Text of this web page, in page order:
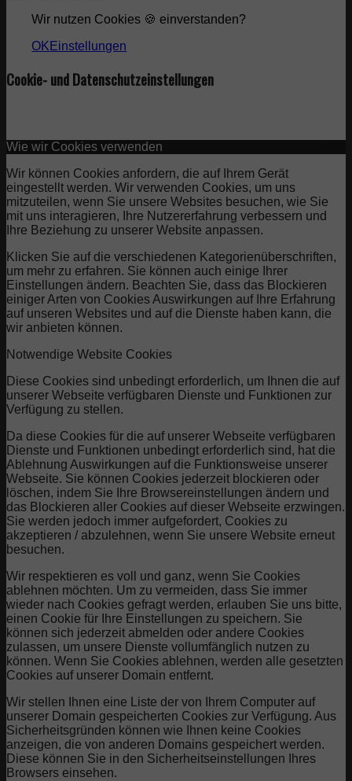
Wir nutzen Cookies 🍪 einverstanden?
OK Einstellungen
Cookie- und Datenschutzeinstellungen
Wie wir Cookies verwenden
Wir können Cookies anfordern, die auf Ihrem Gerät
eingestellt werden. Wir verwenden Cookies, um uns
mitzuteilen, wenn Sie unsere Websites besuchen, wie Sie
mit uns interagieren, Ihre Nutzererfahrung verbessern und
Ihre Beziehung zu unserer Website anpassen.
Klicken Sie auf die verschiedenen Kategorienüberschriften,
um mehr zu erfahren. Sie können auch einige Ihrer
Einstellungen ändern. Beachten Sie, dass das Blockieren
einiger Arten von Cookies Auswirkungen auf Ihre Erfahrung
auf unseren Websites und auf die Dienste haben kann, die
wir anbieten können.
Notwendige Website Cookies
Diese Cookies sind unbedingt erforderlich, um Ihnen die auf
unserer Webseite verfügbaren Dienste und Funktionen zur
Verfügung zu stellen.
Da diese Cookies für die auf unserer Webseite verfügbaren
Dienste und Funktionen unbedingt erforderlich sind, hat die
Ablehnung Auswirkungen auf die Funktionsweise unserer
Webseite. Sie können Cookies jederzeit blockieren oder
löschen, indem Sie Ihre Browsereinstellungen ändern und
das Blockieren aller Cookies auf dieser Webseite erzwingen.
Sie werden jedoch immer aufgefordert, Cookies zu
akzeptieren / abzulehnen, wenn Sie unsere Website erneut
besuchen.
Wir respektieren es voll und ganz, wenn Sie Cookies
ablehnen möchten. Um zu vermeiden, dass Sie immer
wieder nach Cookies gefragt werden, erlauben Sie uns bitte,
einen Cookie für Ihre Einstellungen zu speichern. Sie
können sich jederzeit abmelden oder andere Cookies
zulassen, um unsere Dienste vollumfänglich nutzen zu
können. Wenn Sie Cookies ablehnen, werden alle gesetzten
Cookies auf unserer Domain entfernt.
Wir stellen Ihnen eine Liste der von Ihrem Computer auf
unserer Domain gespeicherten Cookies zur Verfügung. Aus
Sicherheitsgründen können wie Ihnen keine Cookies
anzeigen, die von anderen Domains gespeichert werden.
Diese können Sie in den Sicherheitseinstellungen Ihres
Browsers einsehen.